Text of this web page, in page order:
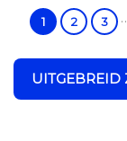
1 2 3
UITGEBREID